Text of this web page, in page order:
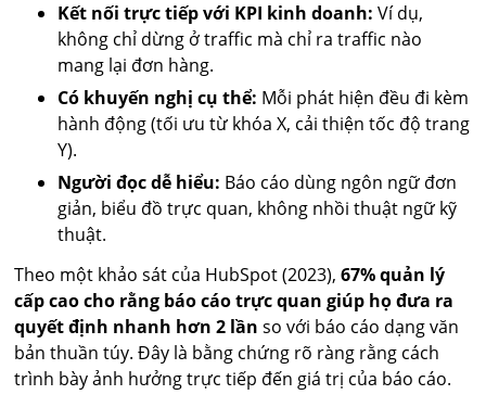
Kết nối trực tiếp với KPI kinh doanh: Ví dụ,
không chỉ dừng ở traffic mà chỉ ra traffic nào
mang lại đơn hàng.
Có khuyến nghị cụ thể: Mỗi phát hiện đều đi kèm
hành động (tối ưu từ khóa X, cải thiện tốc độ trang
Y).
Người đọc dễ hiểu: Báo cáo dùng ngôn ngữ đơn
giản, biểu đồ trực quan, không nhồi thuật ngữ kỹ
thuật.
Theo một khảo sát của HubSpot (2023),67% quản lý
cấp cao cho rằng báo cáo trực quan giúp họ đưa ra
quyết định nhanh hơn 2 lần so với báo cáo dạng văn
bản thuần túy. Đây là bằng chứng rõ ràng rằng cách
trình bày ảnh hưởng trực tiếp đến giá trị của báo cáo.